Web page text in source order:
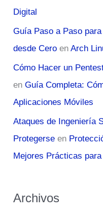
Digital
Guía Paso a Paso
desde Cero enArch
Cómo Hacer un
enGuía Completa:
Aplicaciones Móviles
Ataques de Ingeniería
Protegerse en
Mejores Prácticas
Archivos